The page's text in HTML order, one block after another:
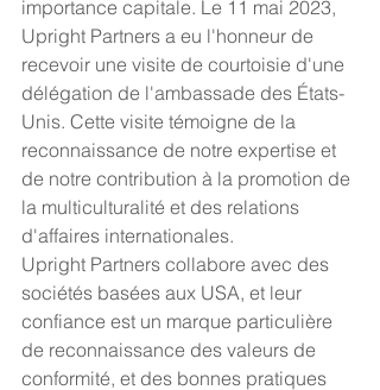
importance capitale. Le 11 mai 2023,
Upright Partners a eu l'honneur de
recevoir une visite de courtoisie d'une
délégation de l'ambassade des États-
Unis. Cette visite témoigne de la
reconnaissance de notre expertise et
de notre contribution à la promotion de
la multiculturalité et des relations
d'affaires internationales.
Upright Partners collabore avec des
sociétés basées aux USA, et leur
confiance est un marque particulière
de reconnaissance des valeurs de
conformité, et des bonnes pratiques